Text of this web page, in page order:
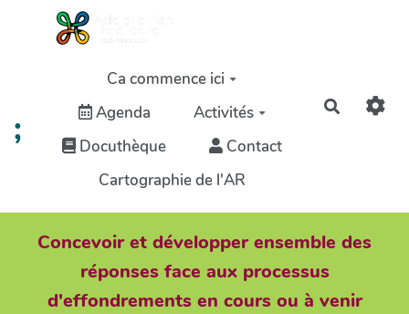
Aller au contenu principal
;
Ca commence ici
Agenda
Activités
Docuthèque
Contact
Cartographie de l'AR
Concevoir et développer ensemble des
réponses face aux processus
d'effondrements en cours ou à venir